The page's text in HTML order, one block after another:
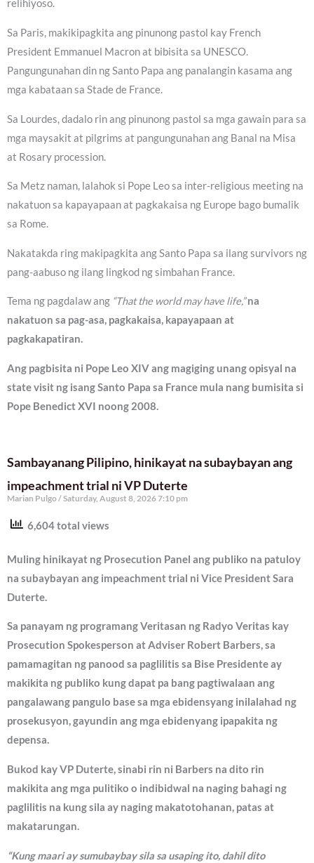
relihiyoso.
Sa Paris, makikipagkita ang pinunong pastol kay French
President Emmanuel Macron at bibisita sa UNESCO.
Pangungunahan din ng Santo Papa ang panalangin kasama ang
mga kabataan sa Stade de France.
Sa Lourdes, dadalo rin ang pinunong pastol sa mga gawain para sa
mga maysakit at pilgrims at pangungunahan ang Banal na Misa
at Rosary procession.
Sa Metz naman, lalahok si Pope Leo sa inter-religious meeting na
nakatuon sa kapayapaan at pagkakaisa ng Europe bago bumalik
sa Rome.
Nakatakda ring makipagkita ang Santo Papa sa ilang survivors ng
pang-aabuso ng ilang lingkod ng simbahan France.
Tema ng pagdalaw ang “That the world may have life,”na
nakatuon sa pag-asa, pagkakaisa, kapayapaan at
pagkakapatiran.
Ang pagbisita ni Pope Leo XIV ang magiging unang opisyal na
state visit ng isang Santo Papa sa France mula nang bumisita si
Pope Benedict XVI noong 2008.
Sambayanang Pilipino, hinikayat na subaybayan ang
impeachment trial ni VP Duterte
Marian Pulgo Saturday, August 8, 2026 7:10 pm
6,604 total views
Muling hinikayat ng Prosecution Panel ang publiko na patuloy
na subaybayan ang impeachment trial ni Vice President Sara
Duterte.
Sa panayam ng programang Veritasan ng Radyo Veritas kay
Prosecution Spokesperson at Adviser Robert Barbers, sa
pamamagitan ng panood sa paglilitis sa Bise Presidente ay
makikita ng publiko kung dapat pa bang pagtiwalaan ang
pangalawang pangulo base sa mga ebidensyang inilalahad ng
prosekusyon, gayundin ang mga ebidenyang ipapakita ng
depensa.
Bukod kay VP Duterte, sinabi rin ni Barbers na dito rin
makikita ang mga pulitiko o indibidwal na naging bahagi ng
paglilitis na kung sila ay naging makatotohanan, patas at
makatarungan.
“Kung maari ay sumubaybay sila sa usaping ito, dahil dito